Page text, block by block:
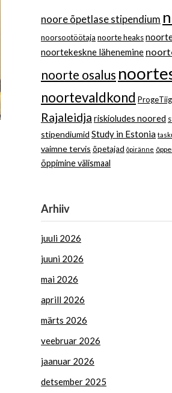
noore õpetlase stipendium
noorsootöötaja noorte heaks
noortekeskne lähenemine
noorte osalus
noortevaldkond
Rajaleidja riskioludes noored
stipendiumid Study in Estonia
vaimne tervis õpetajad õpiränne
õppimine välismaal
Arhiiv
juuli 2026
juuni 2026
mai 2026
aprill 2026
märts 2026
veebruar 2026
jaanuar 2026
detsember 2025